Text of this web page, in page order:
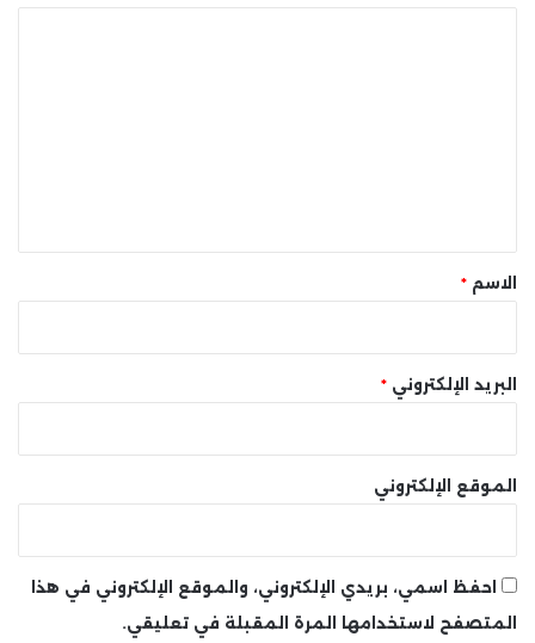
* الاسم *
البريد الإلكتروني *
الموقع الإلكتروني
احفظ اسمي، بريدي الإلكتروني، والموقع الإلكتروني في هذا
المتصفح لاستخدامها المرة المقبلة في تعليقي.